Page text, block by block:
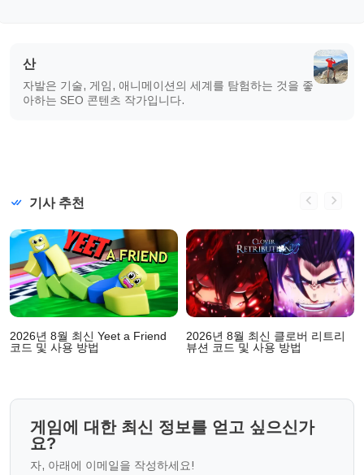
산
자발은 기술, 게임, 애니메이션의 세계를 탐험하는 것을 좋
아하는 SEO 콘텐츠 작가입니다.
기사 추천
2026년 8월 최신 Yeet a Friend
코드 및 사용 방법
2026년 8월 최신 클로버 리트리
뷰션 코드 및 사용 방법
게임에 대한 최신 정보를 얻고 싶으신가
요?
자, 아래에 이메일을 작성하세요!